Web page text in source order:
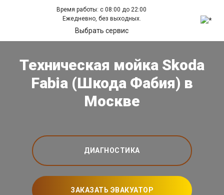
Время работы: с 08:00 до 22:00
Ежедневно, без выходных.
Выбрать сервис
Техническая мойка Skoda
Fabia (Шкода Фабия) в
Москве
ДИАГНОСТИКА
ЗАКАЗАТЬ ЭВАКУАТОР